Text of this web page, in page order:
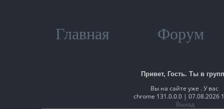
Главная Форум
Привет, Гость. Ты в
Вы на сайте уже . У вас
chrome 131.0.0.0 | 07.08.2026
Выход